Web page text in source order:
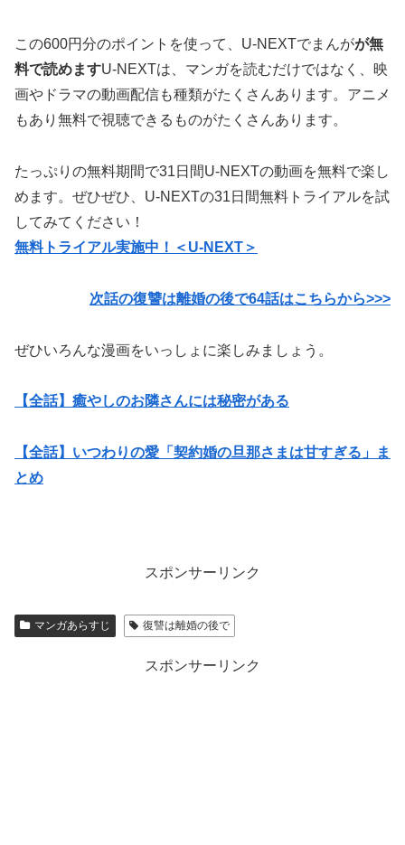
この600円分のポイントを使って、U-NEXTでまんがが無
料で読めますU-NEXTは、マンガを読むだけではなく、映
画やドラマの動画配信も種類がたくさんあります。アニメ
もあり無料で視聴できるものがたくさんあります。
たっぷりの無料期間で31日間U-NEXTの動画を無料で楽し
めます。ぜひぜひ、U-NEXTの31日間無料トライアルを試
してみてください！
無料トライアル実施中！＜U-NEXT＞
次話の復讐は離婚の後で64話はこちらから>>>
ぜひいろんな漫画をいっしょに楽しみましょう。
【全話】癒やしのお隣さんには秘密がある
【全話】いつわりの愛「契約婚の旦那さまは甘すぎる」ま
とめ
スポンサーリンク
マンガあらすじ 復讐は離婚の後で
スポンサーリンク